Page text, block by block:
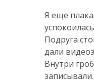
Я еще
Подруга
дали
Внутри
записывали.